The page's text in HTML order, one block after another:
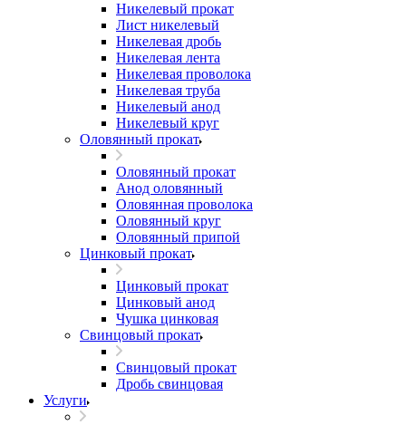
Никелевый прокат
Лист никелевый
Никелевая дробь
Никелевая лента
Никелевая проволока
Никелевая труба
Никелевый анод
Никелевый круг
Оловянный прокат
Оловянный прокат
Анод оловянный
Оловянная проволока
Оловянный круг
Оловянный припой
Цинковый прокат
Цинковый прокат
Цинковый анод
Чушка цинковая
Свинцовый прокат
Свинцовый прокат
Дробь свинцовая
Услуги